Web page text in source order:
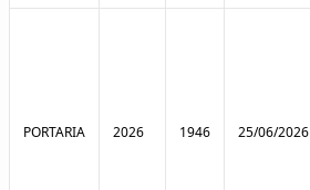
PORTARIA 2026 1946 25/06/2026